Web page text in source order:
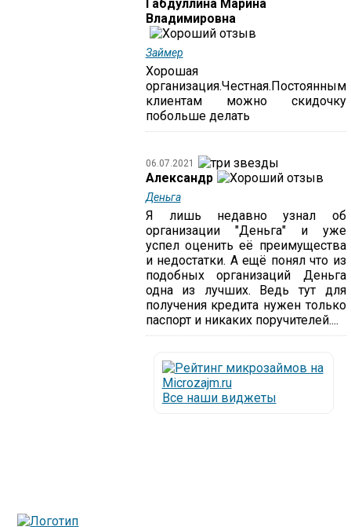
Габдуллина Марина
Владимировна
Займер
Хорошая
организация.Честная.Постоянным
клиентам можно скидочку
побольше делать
06.07.2021
Александр
Деньга
Я лишь недавно узнал об
организации "Деньга" и уже
успел оценить её преимущества
и недостатки. А ещё понял что из
подобных организаций Деньга
одна из лучших. Ведь тут для
получения кредита нужен только
паспорт и никаких поручителей....
Все наши виджеты